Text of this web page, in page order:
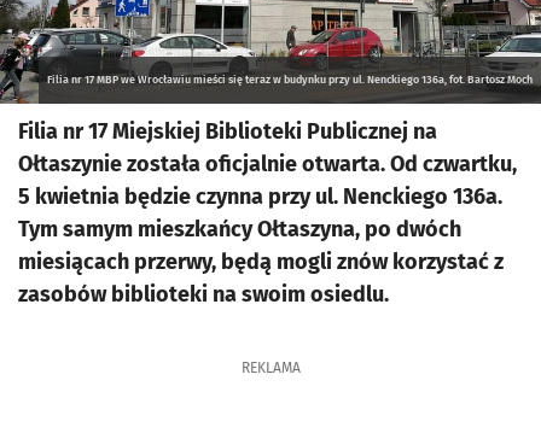
Filia nr 17 MBP we Wrocławiu mieści się teraz w budynku przy ul. Nenckiego 136a, fot. Bartosz Moch
Filia nr 17 Miejskiej Biblioteki Publicznej na
Ołtaszynie została oficjalnie otwarta. Od czwartku,
5 kwietnia będzie czynna przy ul. Nenckiego 136a.
Tym samym mieszkańcy Ołtaszyna, po dwóch
miesiącach przerwy, będą mogli znów korzystać z
zasobów biblioteki na swoim osiedlu.
REKLAMA